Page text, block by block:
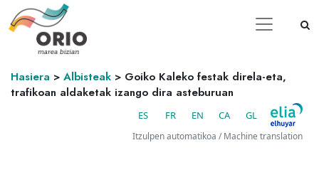
Hasiera > Albisteak > Goiko Kaleko festak direla-eta,
trafikoan aldaketak izango dira asteburuan
ES FR EN CA GL
Itzulpen automatikoa / Machine translation